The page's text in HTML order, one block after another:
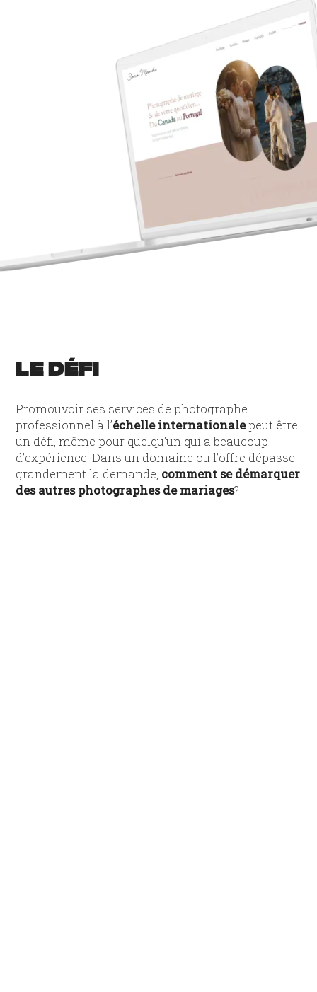
LE DÉFI
Promouvoir ses services de photographe
professionnel à l’échelle internationalepeut être
un défi, même pour quelqu’un qui a beaucoup
d’expérience. Dans un domaine ou l’offre dépasse
grandement la demande, comment se démarquer
des autres photographes de mariages?